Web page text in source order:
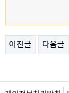
이전글 다음글